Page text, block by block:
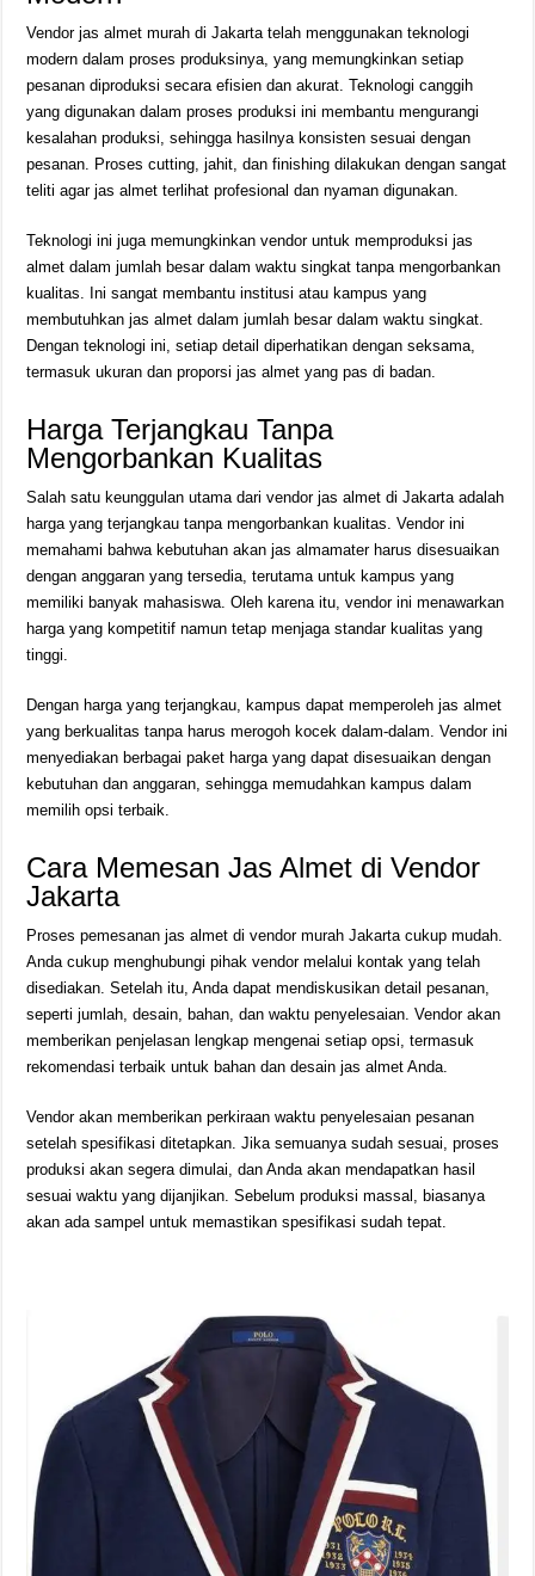
Vendor jas almet murah di Jakarta telah menggunakan teknologi
modern dalam proses produksinya, yang memungkinkan setiap
pesanan diproduksi secara efisien dan akurat. Teknologi canggih
yang digunakan dalam proses produksi ini membantu mengurangi
kesalahan produksi, sehingga hasilnya konsisten sesuai dengan
pesanan. Proses cutting, jahit, dan finishing dilakukan dengan sangat
teliti agar jas almet terlihat profesional dan nyaman digunakan.
Teknologi ini juga memungkinkan vendor untuk memproduksi jas
almet dalam jumlah besar dalam waktu singkat tanpa mengorbankan
kualitas. Ini sangat membantu institusi atau kampus yang
membutuhkan jas almet dalam jumlah besar dalam waktu singkat.
Dengan teknologi ini, setiap detail diperhatikan dengan seksama,
termasuk ukuran dan proporsi jas almet yang pas di badan.
Harga Terjangkau Tanpa
Mengorbankan Kualitas
Salah satu keunggulan utama dari vendor jas almet di Jakarta adalah
harga yang terjangkau tanpa mengorbankan kualitas. Vendor ini
memahami bahwa kebutuhan akan jas almamater harus disesuaikan
dengan anggaran yang tersedia, terutama untuk kampus yang
memiliki banyak mahasiswa. Oleh karena itu, vendor ini menawarkan
harga yang kompetitif namun tetap menjaga standar kualitas yang
tinggi.
Dengan harga yang terjangkau, kampus dapat memperoleh jas almet
yang berkualitas tanpa harus merogoh kocek dalam-dalam. Vendor ini
menyediakan berbagai paket harga yang dapat disesuaikan dengan
kebutuhan dan anggaran, sehingga memudahkan kampus dalam
memilih opsi terbaik.
Cara Memesan Jas Almet di Vendor
Jakarta
Proses pemesanan jas almet di vendor murah Jakarta cukup mudah.
Anda cukup menghubungi pihak vendor melalui kontak yang telah
disediakan. Setelah itu, Anda dapat mendiskusikan detail pesanan,
seperti jumlah, desain, bahan, dan waktu penyelesaian. Vendor akan
memberikan penjelasan lengkap mengenai setiap opsi, termasuk
rekomendasi terbaik untuk bahan dan desain jas almet Anda.
Vendor akan memberikan perkiraan waktu penyelesaian pesanan
setelah spesifikasi ditetapkan. Jika semuanya sudah sesuai, proses
produksi akan segera dimulai, dan Anda akan mendapatkan hasil
sesuai waktu yang dijanjikan. Sebelum produksi massal, biasanya
akan ada sampel untuk memastikan spesifikasi sudah tepat.